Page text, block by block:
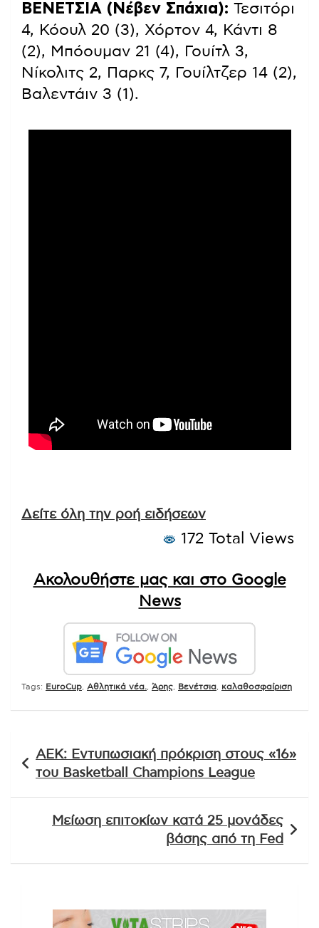
ΒΕΝΕΤΣΙΑ (Νέβεν Σπάχια): Τεσιτόρι
4, Κόουλ 20 (3), Χόρτον 4, Κάντι 8
(2), Μπόουμαν 21 (4), Γουίτλ 3,
Νίκολιτς 2, Παρκς 7, Γουίλτζερ 14 (2),
Βαλεντάιν 3 (1).
Δείτε όλη την ροή ειδήσεων
172 Total Views
Ακολουθήστε μας και στο Google
News
Tags: EuroCup Αθλητικά νέα. Άρης Βενέτσια καλαθοσφαίριση
άρθρων
ΑΕΚ: Εντυπωσιακή πρόκριση στους «16»
του Basketball Champions League
Μείωση επιτοκίων κατά 25 μονάδες
βάσης από τη Fed